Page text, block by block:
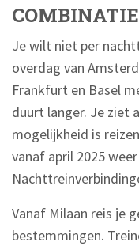
Je wilt niet per
overdag van
Frankfurt en Basel
duurt langer. Je ziet
mogelijkheid is
vanaf april 2025
Vanaf Milaan reis je
bestemmingen.